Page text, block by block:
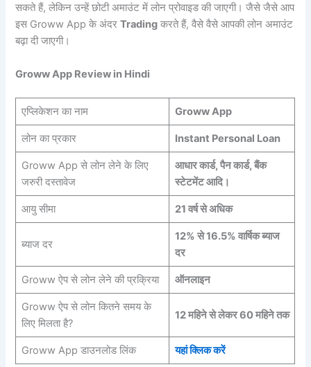
सकते हैं, लेकिन उन्हें छोटी अमाउंट में लोन प्रोवाइड की जाएगी। जैसे जैसे आप
इस Groww App के अंदरTrading करते हैं, वैसे वैसे आपकी लोन अमाउंट
बढ़ा दी जाएगी।
Groww App Review in Hindi
एप्लिकेशन का नाम Groww App
लोन का प्रकार Instant Personal Loan
Groww App से लोन लेने के लिए
जरुरी दस्तावेज
आधार कार्ड, पैन कार्ड, बैंक
स्टेटमेंट आदि।
आयु सीमा 21 वर्ष से अधिक
ब्याज दर
12% से 16.5% वार्षिक ब्याज
दर
Groww ऐप से लोन लेने की प्रक्रिया ऑनलाइन
Groww ऐप से लोन कितने समय के
लिए मिलता है?
12 महिने से लेकर 60 महिने तक
Groww App डाउनलोड लिंक यहां क्लिक करें